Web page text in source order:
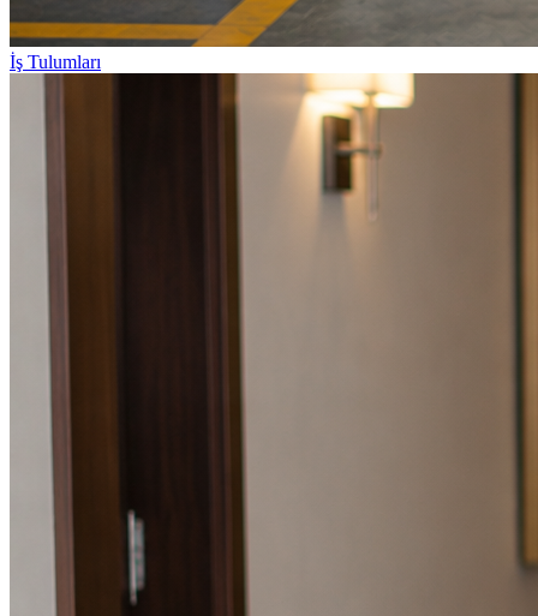
İş Tulumları